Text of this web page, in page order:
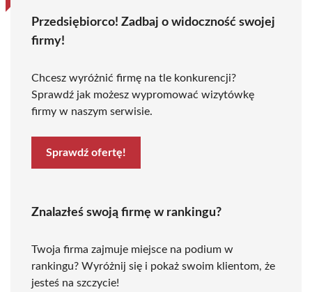
Przedsiębiorco! Zadbaj o widoczność swojej
firmy!
Chcesz wyróżnić firmę na tle konkurencji?
Sprawdź jak możesz wypromować wizytówkę
firmy w naszym serwisie.
Sprawdź ofertę!
Znalazłeś swoją firmę w rankingu?
Twoja firma zajmuje miejsce na podium w
rankingu? Wyróżnij się i pokaż swoim klientom, że
jesteś na szczycie!